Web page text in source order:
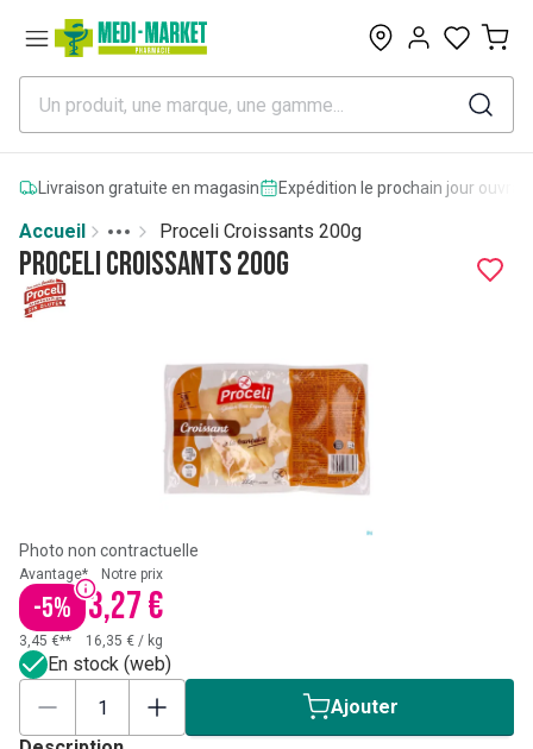
0
Livraison gratuite en magasin Expédition le prochain jour
Accueil
More
Toggle menu
Proceli Croissants 200g
Proceli Croissants 200g
Photo non contractuelle
Avantage*
-5%
Notre prix
3,27 €
3,45 €** 16,35 € / kg
En stock (web)
Ajouter